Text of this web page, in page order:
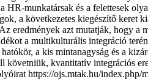
munkatársak és a felettesek
a következetes kiegészítő keret
azt mutatják, hogy a
a multikulturális integráció
a kis mintanagyság és a
követniük, kvantitatív integrációs
https://ojs.mtak.hu/index.php/